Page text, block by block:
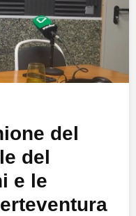
del
del
e le